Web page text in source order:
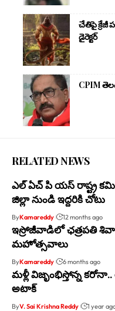
చేతిపై క్రేజీ
డైరెక్టర్
CPIM
RELATED NEWS
ఎల్ ఏచ్ పి యస్ రాష్ట్ర
జిల్లా నుండి ఇద్దరికి చోటు
ByKamareddy 12 months ago
ఇస్రోజీవాడిలో ఛత్రపతి
మహోత్సవాలు
ByKamareddy 6 months ago
మళ్లీ విజృంభిస్తోన్న
అటాక్
ByV. Sai Krishna Reddy 1 year